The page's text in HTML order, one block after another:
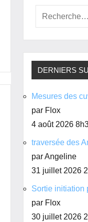
DERNIERS
Mesures des
par Flox
4 août 2026
traversée des
par Angeline
31 juillet 2026
Sortie initiation
par Flox
30 juillet 2026